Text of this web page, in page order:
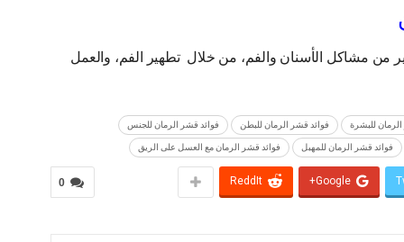
من مشاكل الأسنان والفم، من خلال تطهير الفم، والعمل
للبشرة فوائد قشر الرمان للبطن فوائد قشر الرمان للجنس
فوائد قشر الرمان للمهبل فوائد قشر الرمان مع العسل على الريق
0 Google+
ReddIt